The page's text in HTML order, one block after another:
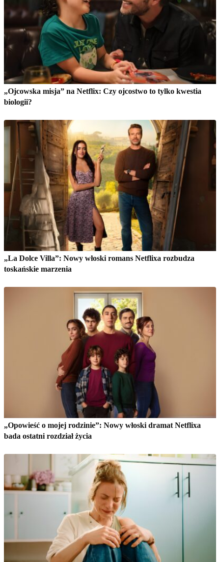
„Ojcowska misja” na Netflix: Czy ojcostwo to tylko kwestia
biologii?
„La Dolce Villa”: Nowy włoski romans Netflixa rozbudza
toskańskie marzenia
„Opowieść o mojej rodzinie”: Nowy włoski dramat Netflixa
bada ostatni rozdział życia